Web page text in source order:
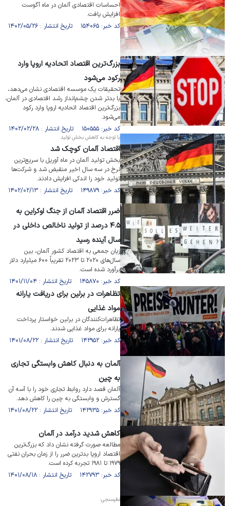
احساسات اقتصادی آلمان در ماه آگوست
افزایش یافت.
کد خبر: ۱۵۴۰۶۵ تاریخ انتشار : ۱۴۰۲/۰۵/۲۶
بزرگ‌ترین اقتصاد اتحادیه اروپا وارد
رکود می‌شود
تحقیقات یک موسسه اقتصادی نشان می‌دهد،
با بدتر شدن چشم‌انداز رشد اقتصادی در آلمان،
بزرگ‌ترین اقتصاد اتحادیه اروپا وارد رکود
می‌شود.
کد خبر: ۱۵۰۵۵۵ تاریخ انتشار : ۱۴۰۲/۰۲/۲۸
با توجه به کاهش بخش تولید
اقتصاد آلمان کوچک شد
بخش تولید آلمان در ماه آوریل با سریع‌ترین
نرخ در سه سال اخیر منقبض شد و شرکت‌ها
تولید خود را اندکی افزایش دادند.
کد خبر: ۱۴۹۸۷۹ تاریخ انتشار : ۱۴۰۲/۰۲/۱۳
ضرر اقتصاد آلمان از جنگ اوکراین به
۴.۵ درصد از تولید ناخالص داخلی در
سال آینده رسید
زیان جمعی به اقتصاد کشور آلمان، بین
سال‌های ۲۰۲۰ تا ۲۰۲۳ تقریباً ۶۰۰ میلیارد دلار
برآورد شده است.
کد خبر: ۱۴۵۸۷۰ تاریخ انتشار : ۱۴۰۱/۱۱/۰۴
تظاهرات در برلین برای دریافت یارانه
مواد غذایی
تظاهرات‌کنندگان در برلین خواستار پرداخت
یارانه برای مواد غذایی شدند.
کد خبر: ۱۴۲۹۵۲ تاریخ انتشار : ۱۴۰۱/۰۸/۲۲
آلمان به دنبال کاهش وابستگی تجاری
به چین
آلمان قصد دارد روابط تجاری خود را با آسه آن
گسترش و وابستگی به چین را کاهش دهد.
کد خبر: ۱۴۲۹۳۵ تاریخ انتشار : ۱۴۰۱/۰۸/۲۲
کاهش شدید درآمد در آلمان
مطالعه صورت گرفته نشان داد که بزرگ‌ترین
اقتصاد اروپا بدترین ضرر را از زمان بحران نفتی
۱۹۷۹ تا ۱۹۸۱ تجربه کرده است.
کد خبر: ۱۴۲۷۹۳ تاریخ انتشار : ۱۴۰۱/۰۸/۱۸
نظرسنجی: